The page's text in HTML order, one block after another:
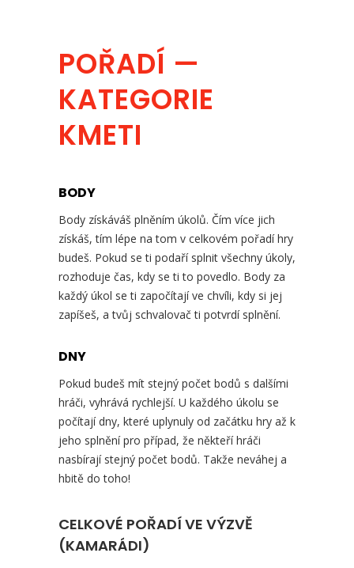
POŘADÍ —
KATEGORIE
KMETI
BODY
Body získáváš plněním úkolů. Čím více jich
získáš, tím lépe na tom v celkovém pořadí hry
budeš. Pokud se ti podaří splnit všechny úkoly,
rozhoduje čas, kdy se ti to povedlo. Body za
každý úkol se ti započítají ve chvíli, kdy si jej
zapíšeš, a tvůj schvalovač ti potvrdí splnění.
DNY
Pokud budeš mít stejný počet bodů s dalšími
hráči, vyhrává rychlejší. U každého úkolu se
počítají dny, které uplynuly od začátku hry až k
jeho splnění pro případ, že někteří hráči
nasbírají stejný počet bodů. Takže neváhej a
hbitě do toho!
CELKOVÉ POŘADÍ VE VÝZVĚ
(KAMARÁDI)